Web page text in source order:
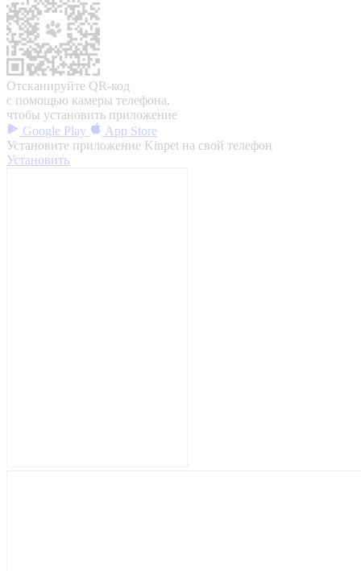
Отсканируйте QR-код
с помощью камеры телефона,
чтобы установить приложение
Google Play
App Store
Установите приложение Kinpet на свой телефон
Установить